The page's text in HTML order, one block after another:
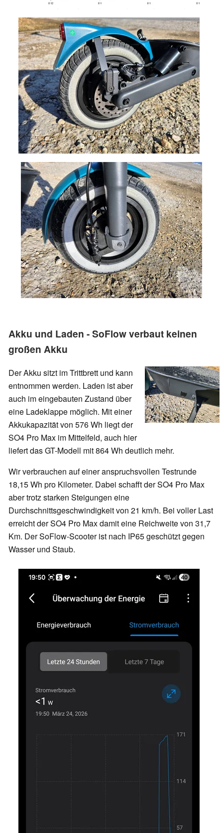
Akku und Laden - SoFlow verbaut keinen
großen Akku
Der Akku sitzt im Trittbrett und kann
entnommen werden. Laden ist aber
auch im eingebauten Zustand über
eine Ladeklappe möglich. Mit einer
Akkukapazität von 576 Wh liegt der
SO4 Pro Max im Mittelfeld, auch hier
liefert das GT-Modell mit 864 Wh deutlich mehr.
Wir verbrauchen auf einer anspruchsvollen Testrunde
18,15 Wh pro Kilometer. Dabei schafft der SO4 Pro Max
aber trotz starken Steigungen eine
Durchschnittsgeschwindigkeit von 21 km/h. Bei voller Last
erreicht der SO4 Pro Max damit eine Reichweite von 31,7
Km. Der SoFlow-Scooter ist nach IP65 geschützt gegen
Wasser und Staub.